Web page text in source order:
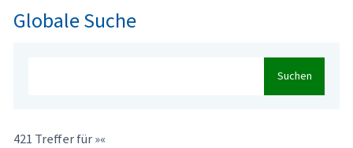
Globale Suche
Suchen
421 Treffer für »«